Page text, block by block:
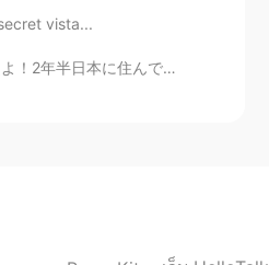
vista...
たから一昨日まで全然会えなかったです！...